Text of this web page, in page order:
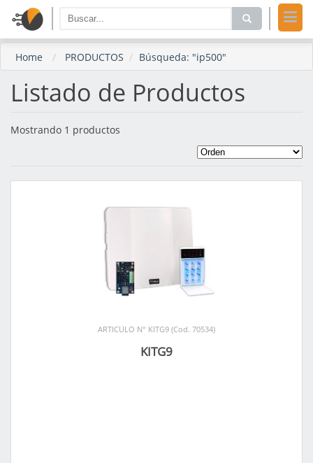
Home PRODUCTOS Búsqueda: "ip500"
Listado de Productos
Mostrando 1 productos
ARTICULO N° KITG9 (Cod. 70534)
KITG9